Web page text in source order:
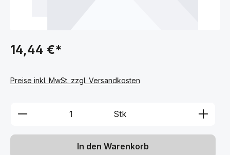
14,44 €*
Preise inkl. MwSt. zzgl. Versandkosten
Produkt Anzahl: Gib den
Stk
In den Warenkorb